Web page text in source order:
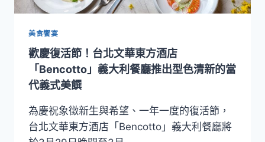
甜
遠
東
香
格
里
拉
復
美食饗宴
歡慶復活節！台北文華東方酒店
「Bencotto」義大利餐廳推出型色清新的當
代義式美饌
為慶祝象徵新生與希望、一年一度的復活節，
台北文華東方酒店「Bencotto」義大利餐廳將